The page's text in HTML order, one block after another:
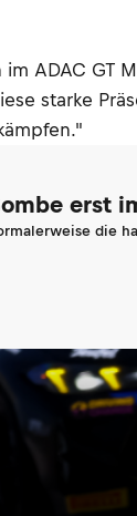
ADAC GT
starke
erst
die